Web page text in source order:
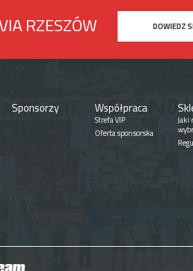
RZESZÓW DOWIEDZ
Sponsorzy Współpraca
Strefa VIP
Oferta sponsorska
Jaki